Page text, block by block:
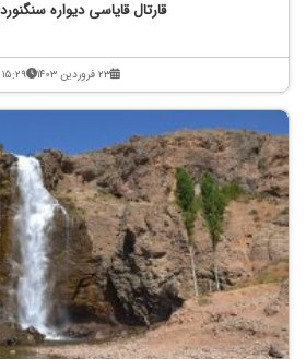
قارتال قایاسی دیواره
۲۳ فروردین ۱۴۰۳ ۱۵:۲۹